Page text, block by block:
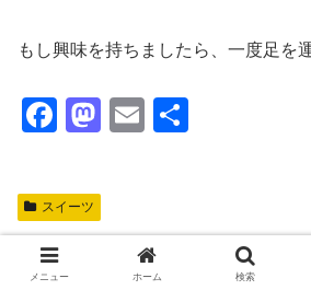
もし興味を持ちましたら、一度足を
F
c
e
b
M
E
スイーツ
シェアする
メニュー ホーム 検索